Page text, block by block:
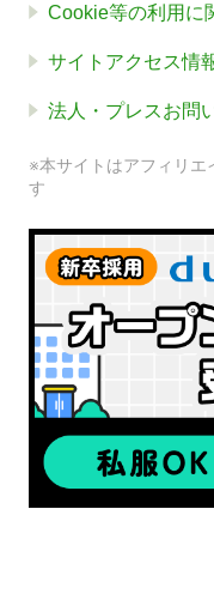
Cookie等の利用に
サイトアクセス情
法人・プレスお問
※本サイトはアフィリエ
す